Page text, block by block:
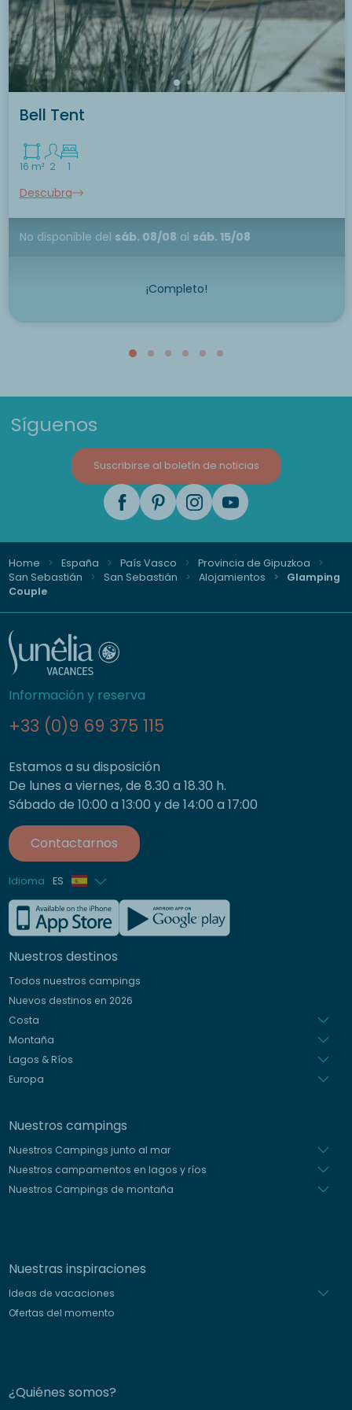
Bell Tent
16 m² 2 1
Descubra
No disponible del sáb. 08/08 al sáb. 15/08
¡Completo!
Síguenos
Suscribirse al boletín de noticias
Home España País Vasco
Provincia de Gipuzkoa
San Sebastián
San Sebastián Alojamientos
Glamping
Couple
Información y reserva
+33 (0)9 69 375 115
Estamos a su disposición
De lunes a viernes, de 8.30 a 18.30 h.
Sábado de 10:00 a 13:00 y de 14:00 a 17:00
Contactarnos
Idioma ES
Francés
Inglés
Alemán
Nuestros destinos
Todos nuestros campings
Nuevos destinos en 2026
Costa
Montaña
Lagos & Ríos
Europa
Nuestros campings
Nuestros Campings junto al mar
Nuestros campamentos en lagos y ríos
Nuestros Campings de montaña
Nuestras inspiraciones
Ideas de vacaciones
Ofertas del momento
¿Quiénes somos?